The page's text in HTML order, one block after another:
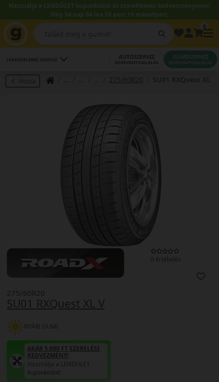
Használja a LENDÜLET kuponkódot és szereltessen kedvezményesen!
Még 54 nap 04 óra 59 perc 18 másodperc.
LEGKÖZELEBBI SZERVIZ AUTÓSZERVIZ
IDŐPONTFOGLALÁS
GUMISZERVIZ
IDŐPONTFOGLALÁS
Vissza 275/60R20
0 értékelés
SU01 RXQuest XL V
275/60R20
NYÁRI GUMI
AKÁR 5.000 FT SZERELÉSI
KEDVEZMÉNY!
Használja a LENDÜLET
kuponkódot!